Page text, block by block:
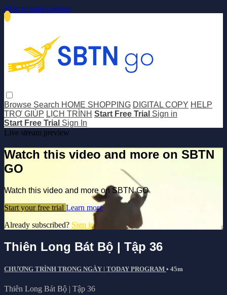
Skip to main content
Browse Search HOME SHOPPING DIGITAL COPY HELP
TRỢ GIÚP LỊCH TRÌNH Start Free Trial Sign in
Start Free Trial Sign In
Live stream preview
Watch this video and more on SBTN
GO
Watch this video and more on SBTN GO
Start your free trial Learn more
Already subscribed? Sign in
Thiên Long Bát Bộ | Tập 36
CHƯƠNG TRÌNH TRONG NGÀY | TODAY PROGRAM • 45m
Thiên Long Bát Bộ | Tập 36